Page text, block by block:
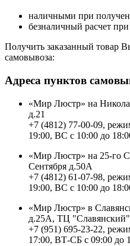
наличными при
безналичный расчет
Получить заказанный товар
самовывоза:
Адреса пунктов
«Мир Люстр» на
д.21
+7 (4812) 77-00-09,
19:00, ВС с 10:00 до
«Мир Люстр» на 25-го
Сентября д.50А
+7 (4812) 61-07-98,
19:00, ВС с 10:00 до
«Мир Люстр» в
д.25А, ТЦ "Славянский"
+7 (951) 695-23-22,
17:00, ВТ-СБ с 09:00 до